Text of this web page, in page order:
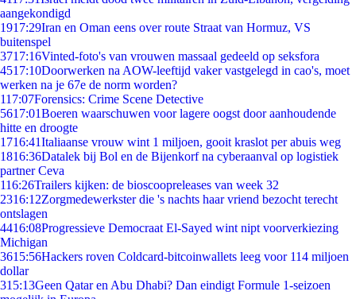
aangekondigd
1917:29Iran en Oman eens over route Straat van Hormuz, VS
buitenspel
3717:16Vinted-foto's van vrouwen massaal gedeeld op seksfora
4517:10Doorwerken na AOW-leeftijd vaker vastgelegd in cao's, moet
werken na je 67e de norm worden?
117:07Forensics: Crime Scene Detective
5617:01Boeren waarschuwen voor lagere oogst door aanhoudende
hitte en droogte
1716:41Italiaanse vrouw wint 1 miljoen, gooit kraslot per abuis weg
1816:36Datalek bij Bol en de Bijenkorf na cyberaanval op logistiek
partner Ceva
116:26Trailers kijken: de bioscoopreleases van week 32
2316:12Zorgmedewerkster die 's nachts haar vriend bezocht terecht
ontslagen
4416:08Progressieve Democraat El-Sayed wint nipt voorverkiezing
Michigan
3615:56Hackers roven Coldcard-bitcoinwallets leeg voor 114 miljoen
dollar
315:13Geen Qatar en Abu Dhabi? Dan eindigt Formule 1-seizoen